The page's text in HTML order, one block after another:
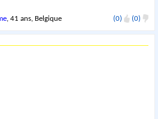
, 41 ans, Belgique (0) (0)